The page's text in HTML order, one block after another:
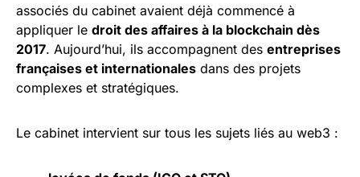
associés du cabinet avaient déjà commencé à
appliquer le droit des affaires à la blockchain dès
2017. Aujourd’hui, ils accompagnent des entreprises
françaises et internationales dans des projets
complexes et stratégiques.
Le cabinet intervient sur tous les sujets liés au web3 :